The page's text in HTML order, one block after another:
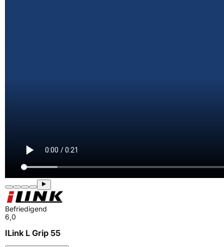
Befriedigend
6,0
ILink L Grip 55